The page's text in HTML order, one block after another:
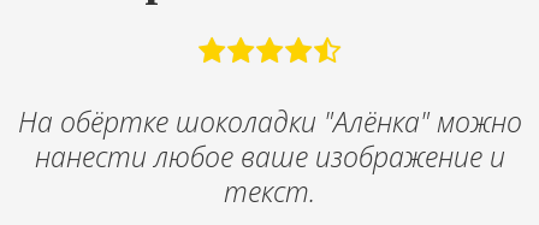
На обёртке шоколадки "Алёнка" можно
нанести любое ваше изображение и
текст.